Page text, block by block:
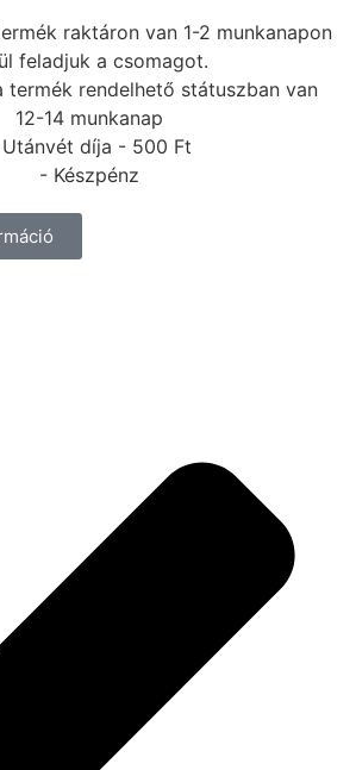
raktáron van 1-2 munkanapon
feladjuk a csomagot.
termék rendelhető státuszban van
12-14 munkanap
díja - 500 Ft
- Készpénz